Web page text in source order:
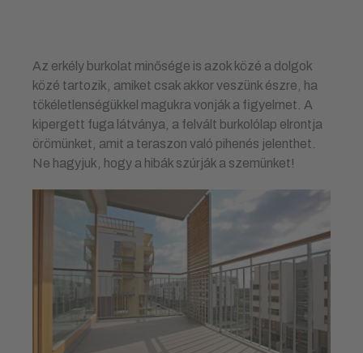
Az erkély burkolat minősége is azok közé a dolgok
közé tartozik, amiket csak akkor veszünk észre, ha
tökéletlenségükkel magukra vonják a figyelmet. A
kipergett fuga látványa, a felvált burkolólap elrontja
örömünket, amit a teraszon való pihenés jelenthet.
Ne hagyjuk, hogy a hibák szúrják a szemünket!